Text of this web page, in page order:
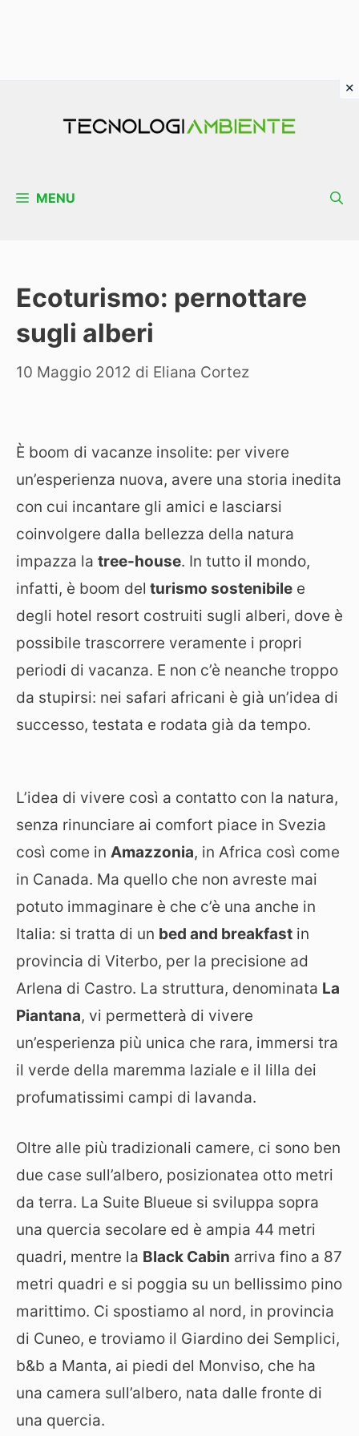
MENU
Ecoturismo: pernottare
sugli alberi
10 Maggio 2012 di Eliana Cortez
È boom di vacanze insolite: per vivere
un’esperienza nuova, avere una storia inedita
con cui incantare gli amici e lasciarsi
coinvolgere dalla bellezza della natura
impazza la tree-house. In tutto il mondo,
infatti, è boom del turismo sostenibile e
degli hotel resort costruiti sugli alberi, dove è
possibile trascorrere veramente i propri
periodi di vacanza. E non c’è neanche troppo
da stupirsi: nei safari africani è già un’idea di
successo, testata e rodata già da tempo.
L’idea di vivere così a contatto con la natura,
senza rinunciare ai comfort piace in Svezia
così come in Amazzonia, in Africa così come
in Canada. Ma quello che non avreste mai
potuto immaginare è che c’è una anche in
Italia: si tratta di un bed and breakfast in
provincia di Viterbo, per la precisione ad
Arlena di Castro. La struttura, denominata La
Piantana, vi permetterà di vivere
un’esperienza più unica che rara, immersi tra
il verde della maremma laziale e il lilla dei
profumatissimi campi di lavanda.
Oltre alle più tradizionali camere, ci sono ben
due case sull’albero, posizionatea otto metri
da terra. La Suite Blueue si sviluppa sopra
una quercia secolare ed è ampia 44 metri
quadri, mentre la Black Cabin arriva fino a 87
metri quadri e si poggia su un bellissimo pino
marittimo. Ci spostiamo al nord, in provincia
di Cuneo, e troviamo il Giardino dei Semplici,
b&b a Manta, ai piedi del Monviso, che ha
una camera sull’albero, nata dalle fronte di
una quercia.